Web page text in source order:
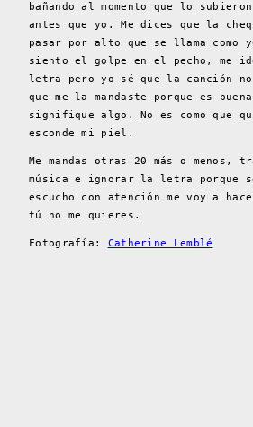
bañando al momento que lo
antes que yo. Me dices que la
pasar por alto que se llama como
siento el golpe en el pecho, me
letra pero yo sé que la canción
que me la mandaste porque es
signifique algo. No es como que
esconde mi piel.
Me mandas otras 20 más o
música e ignorar la letra porque
escucho con atención me voy a
tú no me quieres.
Fotografía: Catherine Lemblé